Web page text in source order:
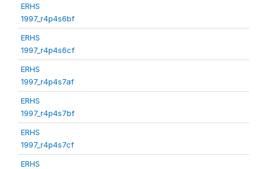
ERHS
1997_r4p4s6bf
ERHS
1997_r4p4s6cf
ERHS
1997_r4p4s7af
ERHS
1997_r4p4s7bf
ERHS
1997_r4p4s7cf
ERHS